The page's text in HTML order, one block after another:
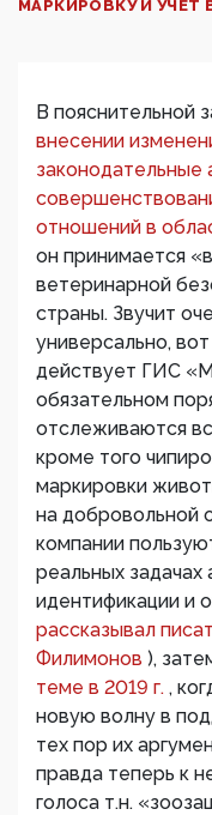
МАРКИРОВКУ И
В пояснительной
внесении
законодательные
отношений в
он принимается
ветеринарной
страны. Звучит
универсально,
действует ГИС
обязательном
отслеживаются
кроме того
маркировки
на добровольной
компании
реальных
идентификации и
рассказывал
Филимонов ),
теме в 2019 г. ,
новую волну в
тех пор их
правда теперь к
голоса т.н.